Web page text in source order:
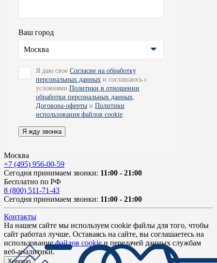
Ваш город
Москва
Я даю свое Согласие на обработку
персональных данных и соглашаюсь с
условиями Политики в отношении
обработки персональных данных
Договора-оферты и Политики
использования файлов cookie
Я жду звонка
Москва
+7 (495) 956-00-59
Сегодня принимаем звонки: 11:00 - 21:00
Бесплатно по РФ
8 (800) 511-71-43
Сегодня принимаем звонки: 11:00 - 21:00
Контакты
На нашем сайте мы используем cookie файлы для того, чтобы
сайт работал лучше. Оставаясь на сайте, вы соглашаетесь на
использованиефайлов cookieи передачей данных службам
веб-аналитики.
Хорошо